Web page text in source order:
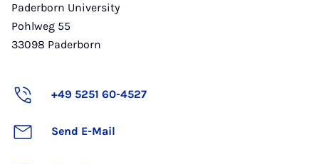
Paderborn University
Pohlweg 55
33098 Paderborn
+49 5251 60-4527
Send E-Mail